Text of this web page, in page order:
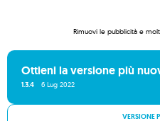
Rimuovi le pubblicità e
Ottieni la versione più
1.3.4 6 Lug 2022
VERSIONE